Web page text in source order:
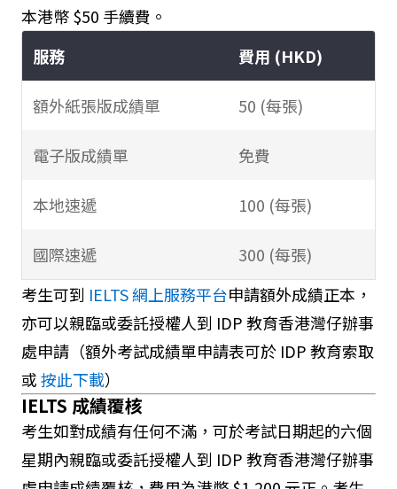
本港幣 $50 手續費。
服務
費用 (HKD)
額外紙張版成績單 50 (每張)
電子版成績單 免費
本地速遞 100 (每張)
國際速遞
300 (每張)
考生可到 IELTS 網上服務平台申請額外成績正本，
亦可以親臨或委託授權人到 IDP 教育香港灣仔辦事
處申請（額外考試成績單申請表可於 IDP 教育索取
或按此下載）
IELTS 成績覆核
考生如對成績有任何不滿，可於考試日期起的六個
星期內親臨或委託授權人到 IDP 教育香港灣仔辦事